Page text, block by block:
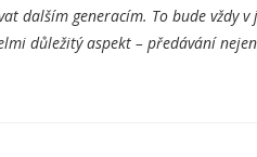
dalším generacím. To bude
důležitý aspekt – předávání